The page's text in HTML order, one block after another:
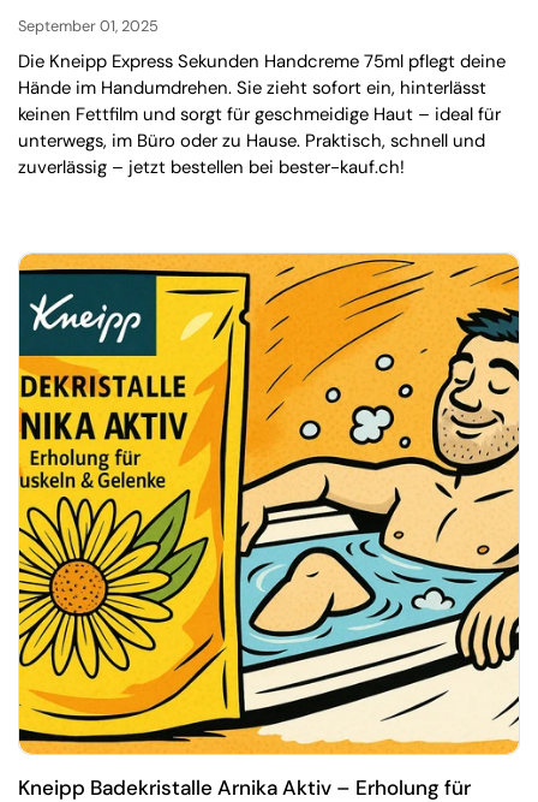
September 01, 2025
Die Kneipp Express Sekunden Handcreme 75ml pflegt deine
Hände im Handumdrehen. Sie zieht sofort ein, hinterlässt
keinen Fettfilm und sorgt für geschmeidige Haut – ideal für
unterwegs, im Büro oder zu Hause. Praktisch, schnell und
zuverlässig – jetzt bestellen bei bester-kauf.ch!
Kneipp Badekristalle Arnika Aktiv – Erholung für